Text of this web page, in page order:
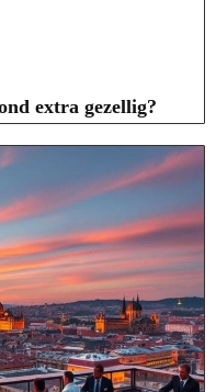
extra gezellig?